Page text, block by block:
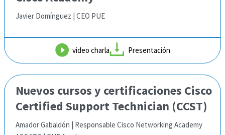
Javier Domínguez | CEO PUE
video charla Presentación
Nuevos cursos y certificaciones Cisco
Certified Support Technician (CCST)
Amador Gabaldón | Responsable Cisco Networking Academy